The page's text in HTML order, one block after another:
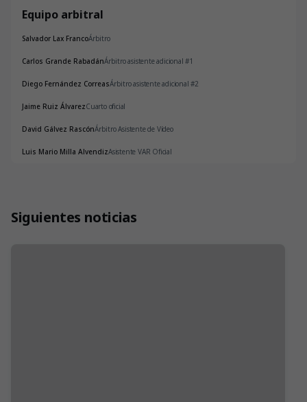
Equipo arbitral
Salvador Lax FrancoÁrbitro
Carlos Grande RabadánÁrbitro asistente adicional #1
Diego Fernández CorreasÁrbitro asistente adicional #2
Jaime Ruiz ÁlvarezCuarto oficial
David Gálvez RascónÁrbitro Asistente de Vídeo
Luis Mario Milla AlvendizAsistente VAR Oficial
Siguientes noticias